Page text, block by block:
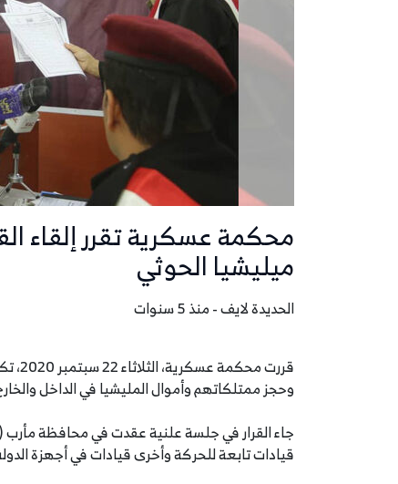
ميليشيا الحوثي
الحديدة لايف - منذ 5 سنوات
وحجز ممتلكاتهم وأموال المليشيا في الداخل
قيادات تابعة للحركة وأخرى قيادات في أجهزة